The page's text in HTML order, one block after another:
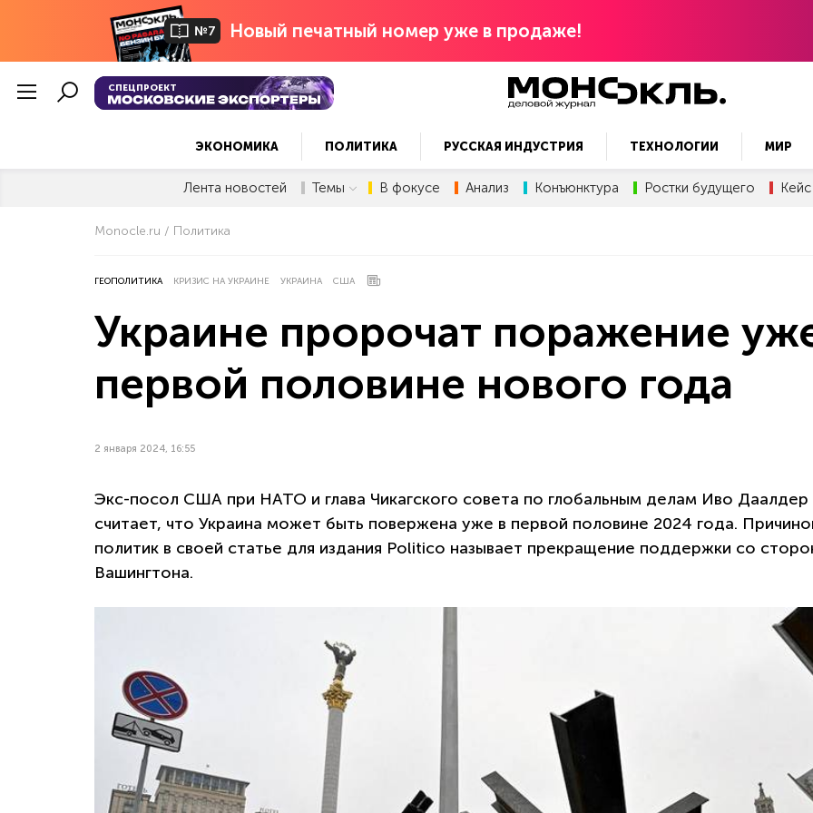
№7 Новый печатный номер уже в продаже!
СПЕЦПРОЕКТ
ЭКОНОМИКА ПОЛИТИКА РУССКАЯ ИНДУСТРИЯ ТЕХНОЛОГИИ МИР
Лента новостей Темы В фокусе Анализ Конъюнктура Ростки будущего Кейс
Monocle.ru Политика
ГЕОПОЛИТИКА КРИЗИС НА УКРАИНЕ УКРАИНА США
Украине пророчат поражение
первой половине нового года
2 января 2024, 16:55
Экс-посол США при НАТО и глава Чикагского совета по глобальным делам Иво Даалдер
считает, что Украина может быть повержена уже в первой половине 2024 года.
политик в своей статье для издания Politico называет прекращение поддержки со
Вашингтона.